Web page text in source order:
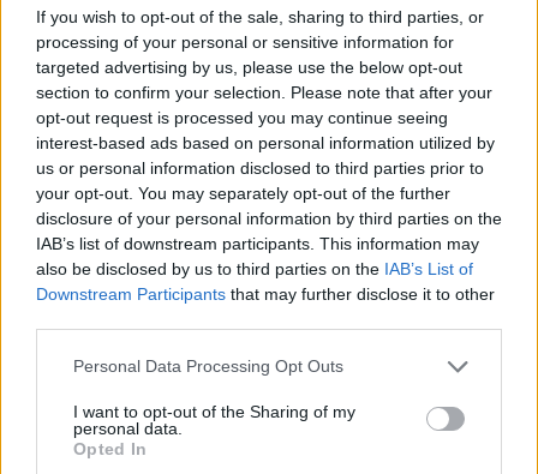
If you wish to opt-out of the sale, sharing to third parties, or
processing of your personal or sensitive information for
targeted advertising by us, please use the below opt-out
section to confirm your selection. Please note that after your
opt-out request is processed you may continue seeing
interest-based ads based on personal information utilized by
us or personal information disclosed to third parties prior to
your opt-out. You may separately opt-out of the further
disclosure of your personal information by third parties on the
IAB’s list of downstream participants. This information may
also be disclosed by us to third parties on the IAB’s List of
Downstream Participants that may further disclose it to other
Personal Data Processing Opt Outs
I want to opt-out of the Sharing of my
personal data.
Opted In
után, mintegy 8,5 milliárd dollárnyi tőkét vont be a
légitársaság.
Nagy volt a kereslet a részvények iránt Sikeresen lezajlott
az idei év második legnagyobb részvénykibocsátása. A
Japan Airlines összesen 8,5 milliárd dollárnyi tőkét vont be
az IPO során, amellyel a Facebook 16 milliárd dolláros
májusi IPO-ja után az év legnagyobb részvénykibocsátása
volt a légitársaság részvénykibocsátása. A külföldiek
kereslete különösen nagy...
KEDVES OLVASÓNK!
tartozik, melynek olvasása előfizetéses
regisztrációhoz kötött.